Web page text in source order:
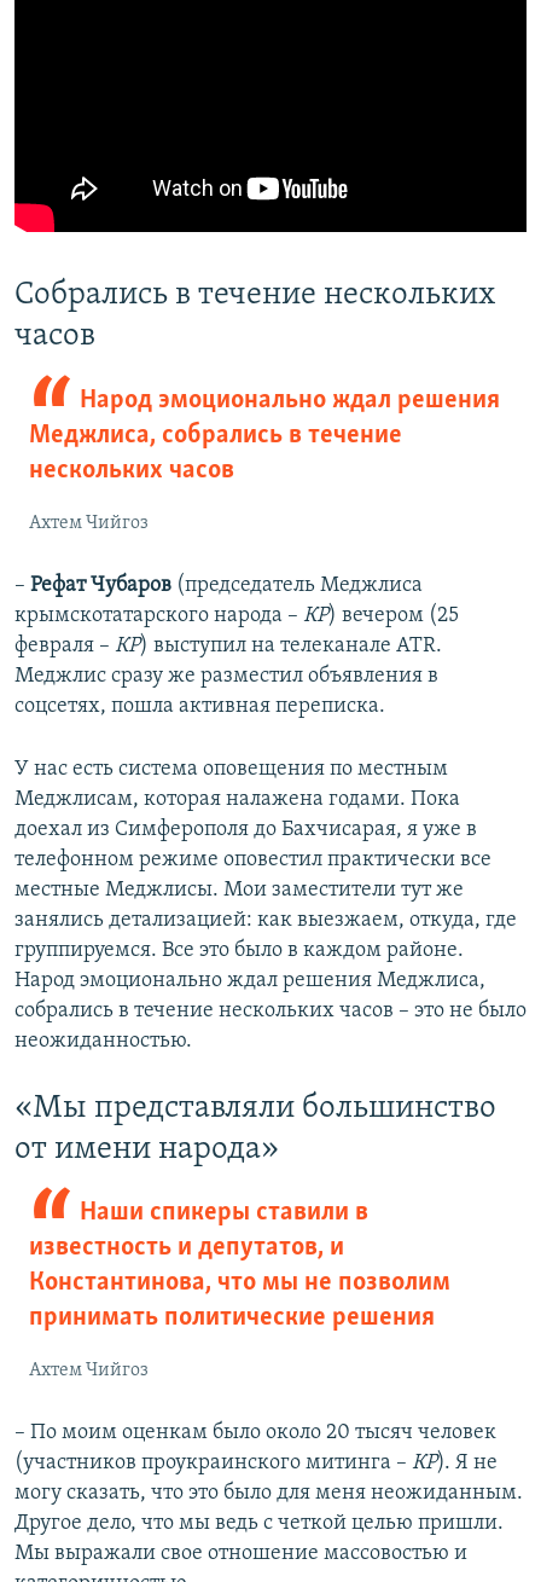
Собрались в течение нескольких
часов
Народ эмоционально ждал решения
Меджлиса, собрались в течение
нескольких часов
Ахтем Чийгоз
– Рефат Чубаров (председатель Меджлиса
крымскотатарского народа –​ КР) вечером (25
февраля – КР) выступил на телеканале АТR.
Меджлис сразу же разместил объявления в
соцсетях, пошла активная переписка.
У нас есть система оповещения по местным
Меджлисам, которая налажена годами. Пока
доехал из Симферополя до Бахчисарая, я уже в
телефонном режиме оповестил практически все
местные Меджлисы. Мои заместители тут же
занялись детализацией: как выезжаем, откуда, где
группируемся. Все это было в каждом районе.
Народ эмоционально ждал решения Меджлиса,
собрались в течение нескольких часов – это не было
неожиданностью.
«Мы представляли большинство
от имени народа»
Наши спикеры ставили в
известность и депутатов, и
Константинова, что мы не позволим
принимать политические решения
Ахтем Чийгоз
– По моим оценкам было около 20 тысяч человек
(участников проукраинского митинга – КР). Я не
могу сказать, что это было для меня неожиданным.
Другое дело, что мы ведь с четкой целью пришли.
Мы выражали свое отношение массовостью и